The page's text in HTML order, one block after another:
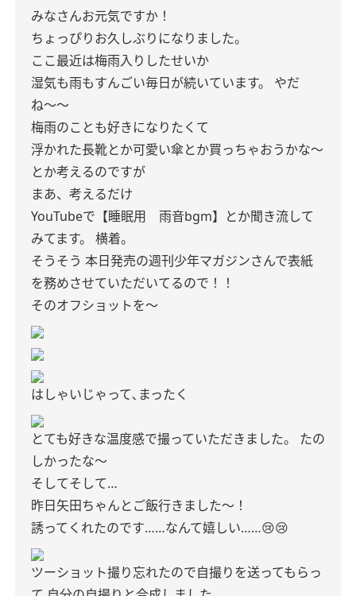
みなさんお元気ですか！
ちょっぴりお久しぶりになりました。
ここ最近は梅雨入りしたせいか
湿気も雨もすんごい毎日が続いています。
やだ
ね〜〜
梅雨のことも好きになりたくて
浮かれた長靴とか可愛い傘とか買っちゃおうかな〜
とか考えるのですが
まあ、考えるだけ
YouTubeで【睡眠用 雨音bgm】とか聞き流して
みてます。
横着。
そうそう 本日発売の週刊少年マガジンさんで表紙
を務めさせていただいてるので！！
そのオフショットを〜
はしゃいじゃって､まったく
とても好きな温度感で撮っていただきました。
たの
しかったな〜
そしてそして…
昨日矢田ちゃんとご飯行きました〜！
誘ってくれたのです……なんて嬉しい……😢😢
ツーショット撮り忘れたので自撮りを送ってもらっ